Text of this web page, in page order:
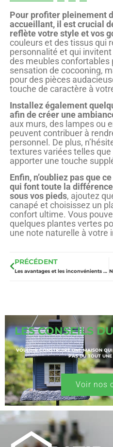
Pour profiter pleinement
accueillant, il est crucial
reflète votre style et vos
couleurs et des tissus qui
personnalité et qui
des meubles confortables
sensation de cocooning,
pour des pièces
touche de caractère à
Installez également
afin de créer une
aux murs, des lampes ou
peuvent contribuer à
personnel. De plus,
textures variées telles
apporter une touche
Enfin, n’oubliez pas que
qui font toute la
sous vos pieds, ajoutez
canapé et choisissez un
confort ultime. Vous
quelques plantes vertes
une note naturelle à votre
PRÉCÉDENT
Les avantages et les inconvénients d’une table a manger en verre
LES CONSEILS
VOULOIR CONSTRUIRE UNE MAISON
PAS DU TOUT
Voir nos